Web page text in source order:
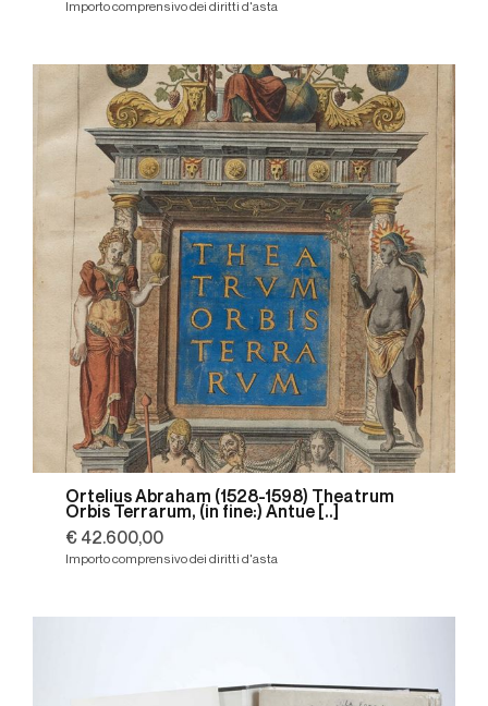
Importo comprensivo dei diritti d'asta
Ortelius Abraham (1528-1598) Theatrum
Orbis Terrarum, (in fine:) Antue [..]
€ 42.600,00
Importo comprensivo dei diritti d'asta